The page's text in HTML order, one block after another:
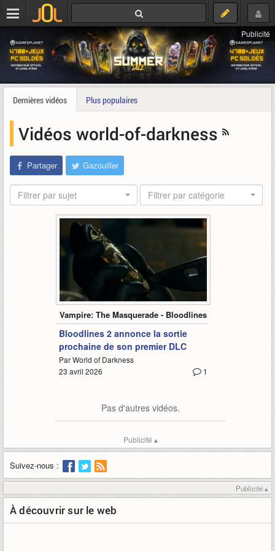
Publicité
Dernières vidéos Plus populaires
Vidéos world-of-darkness
Partager Gazouiller
Filtrer par sujet Filtrer par catégorie
1:29
Vampire: The Masquerade - Bloodlines 2
Bloodlines 2 annonce la sortie
prochaine de son premier DLC
Par World of Darkness
1
23 avril 2026
Pas d'autres vidéos.
Publicité ▴
Suivez-nous :
Publicité ▴
À découvrir sur le web